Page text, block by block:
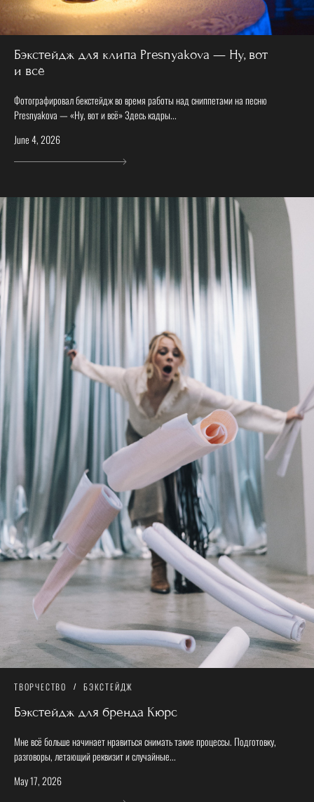
Бэкстейдж для клипа Presnyakova — Ну, вот
и всё
Фотографировал бекстейдж во время работы над сниппетами на песню
Presnyakova — «Ну, вот и всё» Здесь кадры...
June 4, 2026
ТВОРЧЕСТВО БЭКСТЕЙДЖ
Бэкстейдж для бренда Кюрс
Мне всё больше начинает нравиться снимать такие процессы. Подготовку,
разговоры, летающий реквизит и случайные...
May 17, 2026